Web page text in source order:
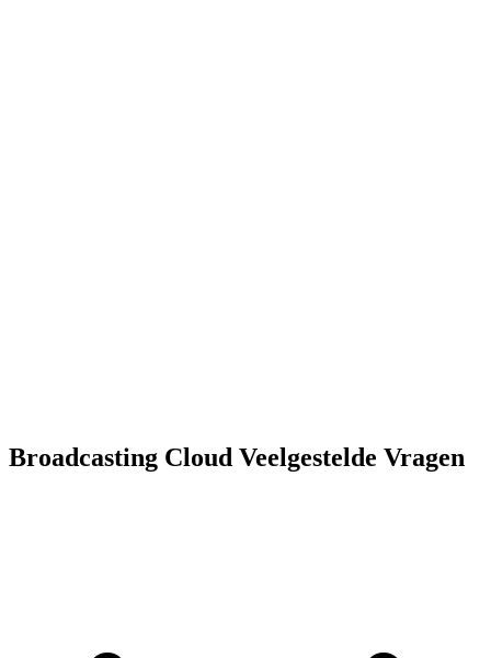
Broadcasting Cloud Veelgestelde Vragen